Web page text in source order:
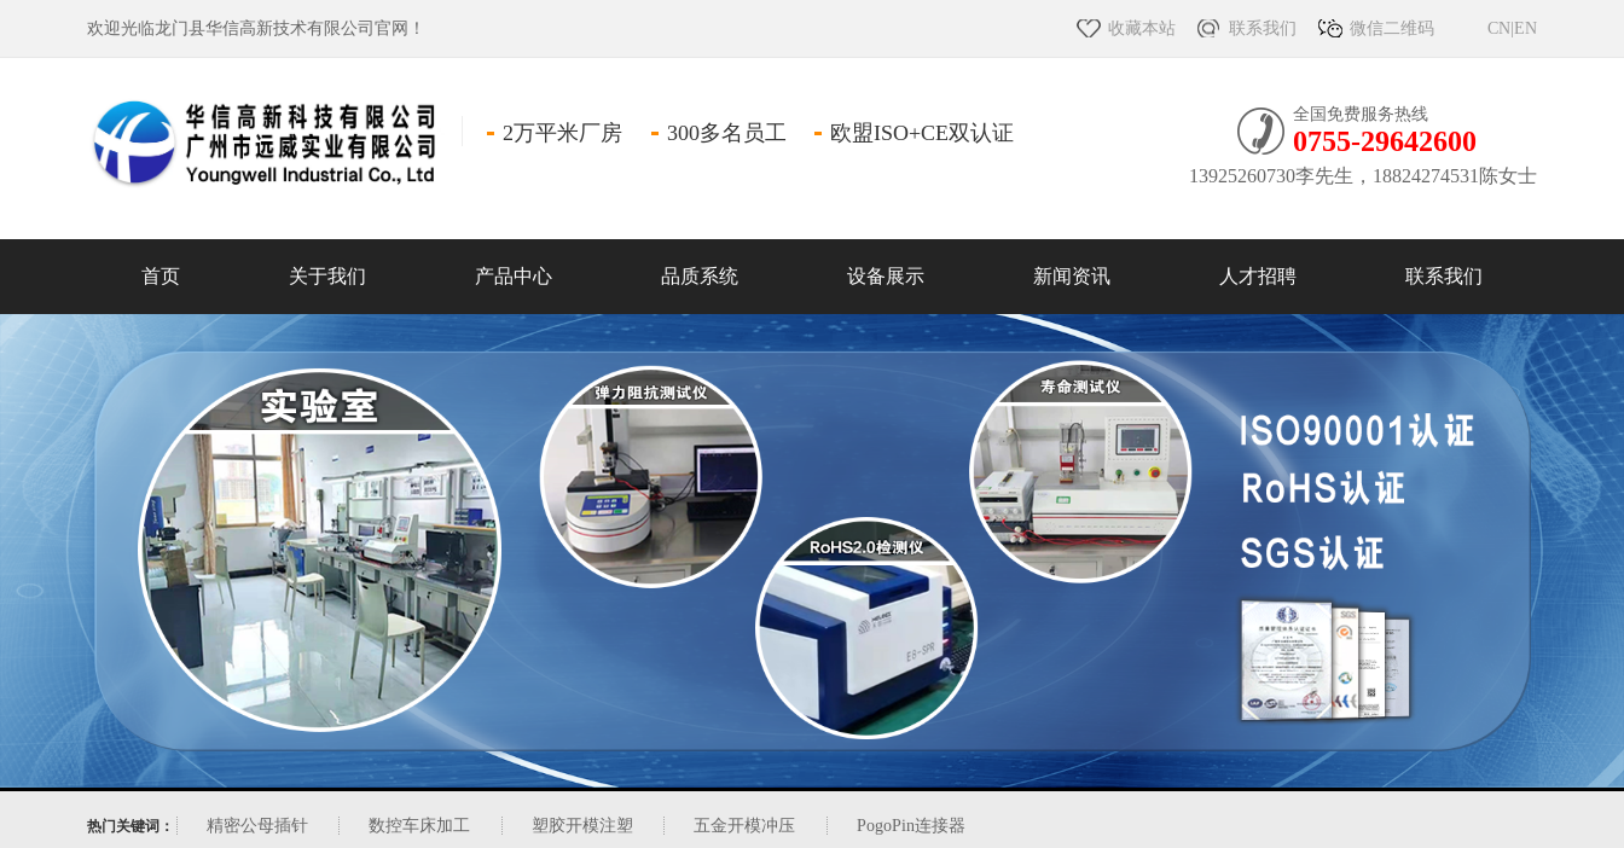
欢迎光临龙门县华信高新技术有限公司官网！ 收藏本站 联系我们 微信二维码 CN EN
2万平米厂房 300多名员工 欧盟ISO+CE双认证
全国免费服务热线
0755-29642600
13925260730李先生，18824274531陈女士
首页 关于我们 产品中心 品质系统 设备展示 新闻资讯 人才招聘 联系我们
热门关键词： 精密公母插针 数控车床加工 塑胶开模注塑 五金开模冲压 PogoPin连接器